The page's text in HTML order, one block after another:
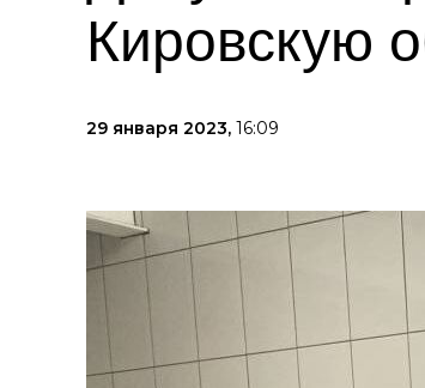
Кировскую
29 января 2023, 16:09